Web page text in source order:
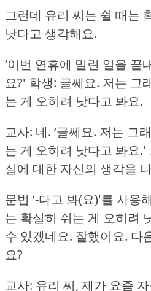
그런데 유리 씨는 쉴 때는
낫다고 생각해요.
‘이번 연휴에 밀린 일을 끝
요?' 학생: 글쎄요. 저는 그
는 게 오히려 낫다고 봐요.
교사: 네. ‘글쎄요. 저는 그
는 게 오히려 낫다고 봐요.'
실에 대한 자신의 생각을
문법 ‘-다고 봐(요)'를 사용
는 확실히 쉬는 게 오히려
수 있겠네요. 잘했어요. 다
요?
교사: 유리 씨, 제가 요즘